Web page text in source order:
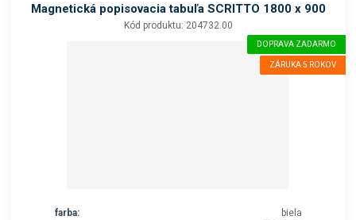
Magnetická popisovacia tabuľa SCRITTO 1800 x 900
Kód produktu: 204732.00
DOPRAVA ZADARMO
ZÁRUKA 5 ROKOV
farba:
biela